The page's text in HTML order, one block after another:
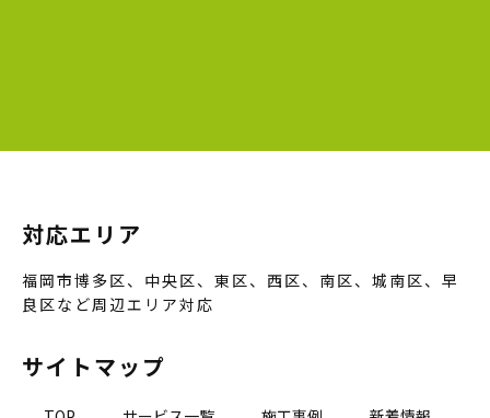
対応エリア
福岡市博多区、中央区、東区、西区、南区、城南区、早
良区など周辺エリア対応
サイトマップ